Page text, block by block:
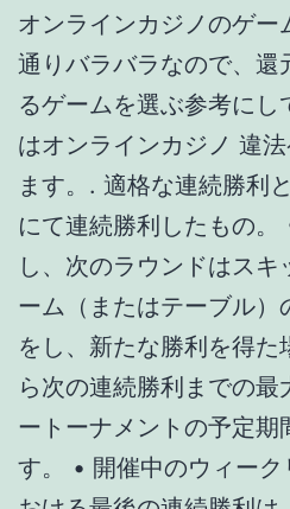
をし、新たな勝利を得た
ら次の連続勝利までの最
ートーナメントの予定期
す。 • 開催中のウィー
おける最後の連続勝利は
ナメントの終了時にプレ
もの。その後、次のト
続勝利数が初めからカウ
堂は日本人向けに最適
ジノです。. そのうえ、
本人向けサービスも展開
条件に反映するゲームと
スロット : 100%。 「